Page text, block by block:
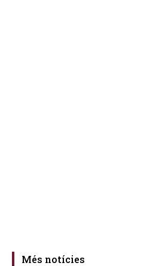
Més notícies